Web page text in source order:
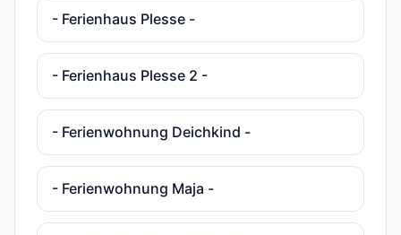
- Ferienhaus Plesse -
- Ferienhaus Plesse 2 -
- Ferienwohnung Deichkind -
- Ferienwohnung Maja -